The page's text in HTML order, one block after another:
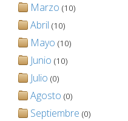
Marzo (10)
Abril (10)
Mayo (10)
Junio (10)
Julio (0)
Agosto (0)
Septiembre (0)